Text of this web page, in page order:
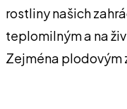
rostliny našich
teplomilným a na
Zejména plodovým